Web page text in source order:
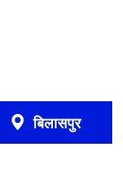
बिलासपुर